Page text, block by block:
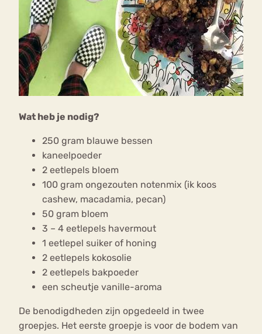
Wat heb je nodig?
250 gram blauwe bessen
kaneelpoeder
2 eetlepels bloem
100 gram ongezouten notenmix (ik koos
cashew, macadamia, pecan)
50 gram bloem
3 – 4 eetlepels havermout
1 eetlepel suiker of honing
2 eetlepels kokosolie
2 eetlepels bakpoeder
een scheutje vanille-aroma
De benodigdheden zijn opgedeeld in twee
groepjes. Het eerste groepje is voor de bodem van